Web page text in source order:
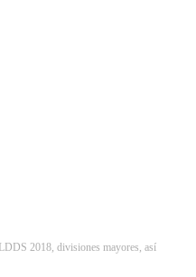
LDDS 2018, divisiones mayores, así